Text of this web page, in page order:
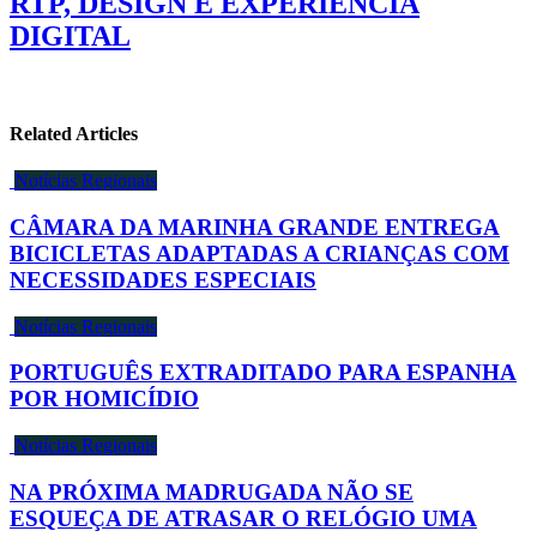
DIGITAL
Related Articles
Notícias Regionais
CÂMARA DA MARINHA GRANDE ENTREGA
BICICLETAS ADAPTADAS A CRIANÇAS COM
NECESSIDADES ESPECIAIS
Notícias Regionais
PORTUGUÊS EXTRADITADO PARA ESPANHA
POR HOMICÍDIO
Notícias Regionais
NA PRÓXIMA MADRUGADA NÃO SE
ESQUEÇA DE ATRASAR O RELÓGIO UMA